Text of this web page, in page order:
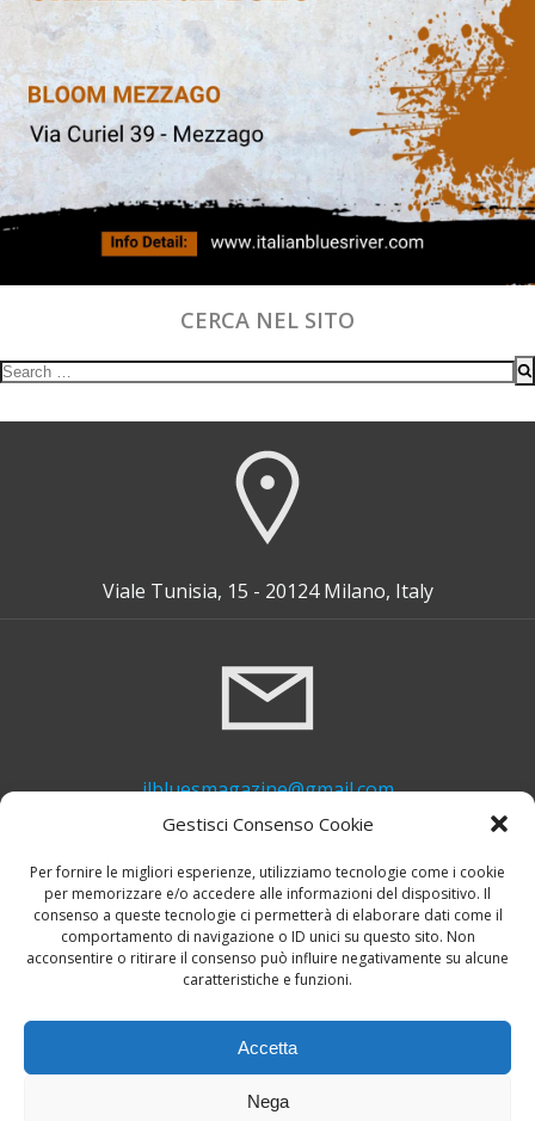
Gestisci Consenso Cookie
Per fornire le migliori esperienze, utilizziamo tecnologie come i cookie
per memorizzare e/o accedere alle informazioni del dispositivo. Il
consenso a queste tecnologie ci permetterà di elaborare dati come il
comportamento di navigazione o ID unici su questo sito. Non
acconsentire o ritirare il consenso può influire negativamente su alcune
caratteristiche e funzioni.
Accetta
Nega
CERCA NEL SITO
Search
Viale Tunisia, 15 - 20124 Milano, Italy
ilbluesmagazine@gmail.com
+39 339 748 6635